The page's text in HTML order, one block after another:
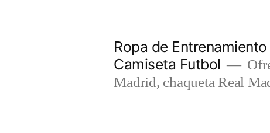
Ropa de
Camiseta Futbol
Madrid, chaqueta Real